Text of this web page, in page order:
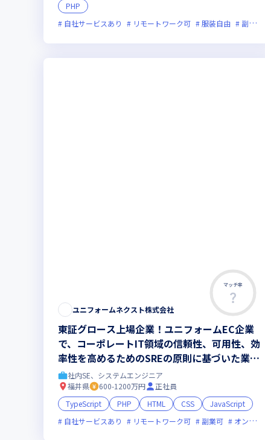
PHP
自社サービスあり
リモートワーク可 服装自由 副業可
マッチ率
ユニフォームネクスト株式会社
東証グロース上場企業！ユニフォームEC企業
で、コーポレートIT領域の信頼性、可用性、効
率性を高めるためのSREの原則に基づいた業務
を主導
社内SE、システムエンジニア
福井県
600-1200万円
正社員
TypeScript
PHP HTML CSS
JavaScript
自社サービスあり
リモートワーク可 副業可 オンライン選考可